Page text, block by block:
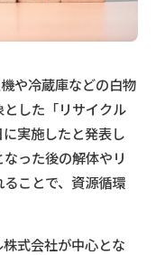
や冷蔵庫などの白物
した「リサイクル
実施したと発表し
った後の解体やリ
ことで、資源循環
式会社が中心とな